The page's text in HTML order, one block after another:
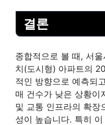
결론
종합적으로 볼 때, 서
치(도시형) 아파트의
적인 방향으로 예측되
매 건수가 낮은 상황이
및 교통 인프라의 확장
성이 높습니다. 특히